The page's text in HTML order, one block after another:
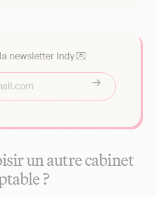
newsletter Indy 💌
un autre cabinet
?